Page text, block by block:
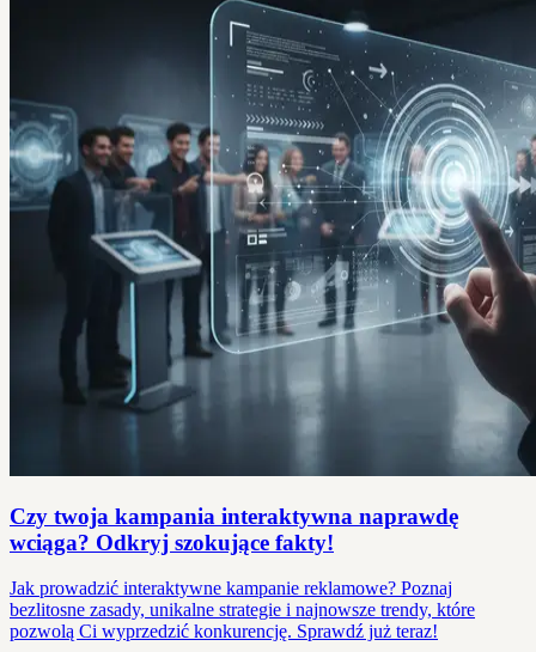
Czy twoja kampania interaktywna naprawdę
wciąga? Odkryj szokujące fakty!
Jak prowadzić interaktywne kampanie reklamowe? Poznaj
bezlitosne zasady, unikalne strategie i najnowsze trendy, które
pozwolą Ci wyprzedzić konkurencję. Sprawdź już teraz!